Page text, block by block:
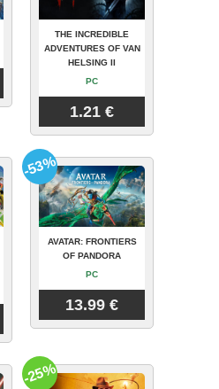
THE INCREDIBLE
ADVENTURES OF VAN
HELSING II
PC
1.21 €
AVATAR: FRONTIERS
OF PANDORA
PC
13.99 €
-53%
-25%